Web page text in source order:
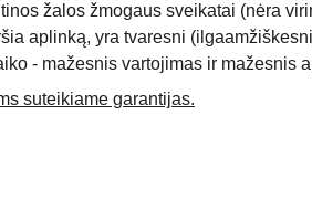
žalos žmogaus sveikatai (nėra
aplinką, yra tvaresni
- mažesnis vartojimas ir mažesnis
suteikiame garantijas.